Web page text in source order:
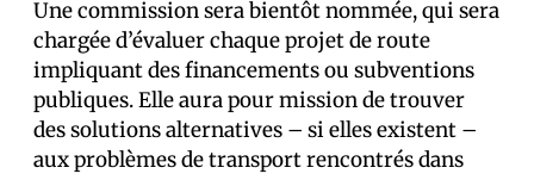
Une commission sera bientôt nommée, qui sera
chargée d’évaluer chaque projet de route
impliquant des financements ou subventions
publiques. Elle aura pour mission de trouver
des solutions alternatives – si elles existent –
aux problèmes de transport rencontrés dans